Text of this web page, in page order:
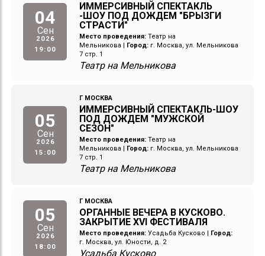
04
Сен
2026
19:00
ИММЕРСИВНЫЙ СПЕКТАКЛЬ
-ШОУ ПОД ДОЖДЕМ "БРЫЗГИ
СТРАСТИ"
Место проведения: Театр на
Мельникова
Город: г. Москва, ул. Мельникова
7 стр. 1
Театр на Мельникова
05
Сен
2026
15:00
Г МОСКВА
ИММЕРСИВНЫЙ СПЕКТАКЛЬ-ШОУ
ПОД ДОЖДЕМ "МУЖСКОЙ
СЕЗОН"
Место проведения: Театр на
Мельникова
Город: г. Москва, ул. Мельникова
7 стр. 1
Театр на Мельникова
05
Сен
2026
18:00
Г МОСКВА
ОРГАННЫЕ ВЕЧЕРА В КУСКОВО.
ЗАКРЫТИЕ XVI ФЕСТИВАЛЯ
Место проведения: Усадьба Кусково
Город:
г. Москва, ул. Юности, д. 2
Усадьба Кусково